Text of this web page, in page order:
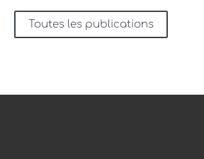
Toutes les publications